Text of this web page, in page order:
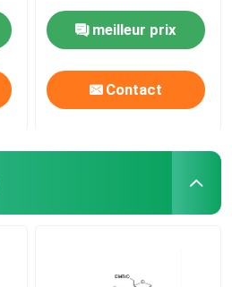
meilleur prix
Contact